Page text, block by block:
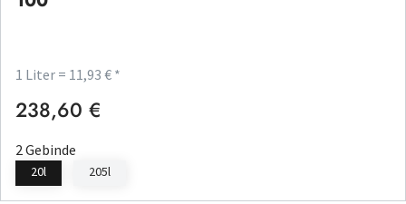
1 Liter = 11,93 € *
Regulärer Preis:
238,60 €
2 Gebinde
20l 205l